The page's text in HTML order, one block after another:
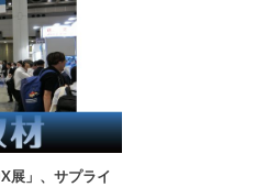
展」、サプライ